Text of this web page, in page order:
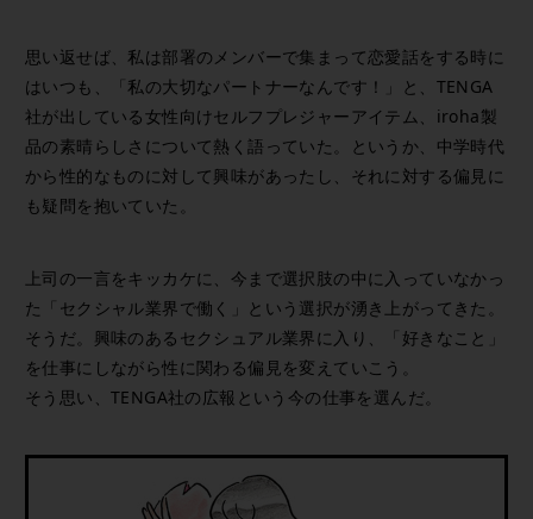
思い返せば、私は部署のメンバーで集まって恋愛話をする時に
はいつも、「私の大切なパートナーなんです！」と、TENGA
社が出している女性向けセルフプレジャーアイテム、iroha製
品の素晴らしさについて熱く語っていた。というか、中学時代
から性的なものに対して興味があったし、それに対する偏見に
も疑問を抱いていた。
上司の一言をキッカケに、今まで選択肢の中に入っていなかっ
た「セクシャル業界で働く」という選択が湧き上がってきた。
そうだ。興味のあるセクシュアル業界に入り、「好きなこと」
を仕事にしながら性に関わる偏見を変えていこう。
そう思い、TENGA社の広報という今の仕事を選んだ。